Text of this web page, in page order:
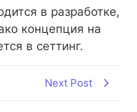
в разработке,
концепция на
в сеттинг.
Next Post